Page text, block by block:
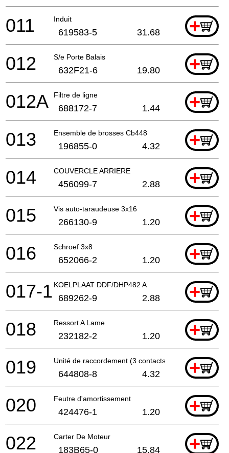
Induit +
011 619583-5 31.68
S/e Porte Balais +
012 632F21-6 19.80
Filtre de ligne +
012A 688172-7 1.44
Ensemble de brosses Cb448 +
013 196855-0 4.32
COUVERCLE ARRIERE +
014 456099-7 2.88
Vis auto-taraudeuse 3x16 +
015 266130-9 1.20
Schroef 3x8 +
016 652066-2 1.20
KOELPLAAT DDF/DHP482 A +
017-1 689262-9 2.88
Ressort A Lame +
018 232182-2 1.20
Unité de raccordement (3 contacts) +
019 644808-8 4.32
Feutre d'amortissement +
020 424476-1 1.20
Carter De Moteur +
022 183B65-0 15.84